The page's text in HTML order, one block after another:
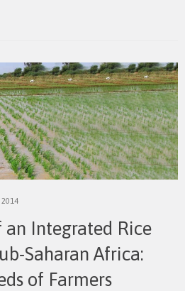
2014
Integrated Rice
Saharan Africa:
of Farmers